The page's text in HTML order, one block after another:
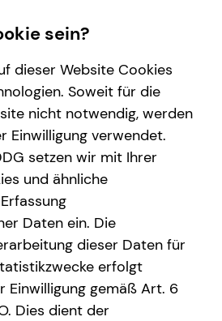
sein?
dieser Website Cookies
Soweit für die
nicht notwendig, werden
Einwilligung verwendet.
setzen wir mit Ihrer
und ähnliche
Daten ein. Die
dieser Daten für
erfolgt
Einwilligung gemäß Art. 6
Dies dient der